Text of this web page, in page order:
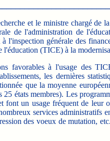
et le ministre chargé de
de l'administration de
générale des
(TICE) à la
favorables à l'usage des
les dernières
que la moyenne
états membres). Les
un usage fréquent de leur
services administratifs
des voeux de mutation,